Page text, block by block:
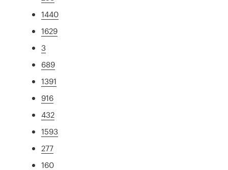
1440
1629
3
689
1391
916
432
1593
277
160